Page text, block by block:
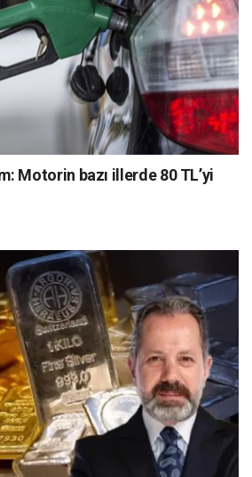
Motorin bazı illerde 80 TL’yi